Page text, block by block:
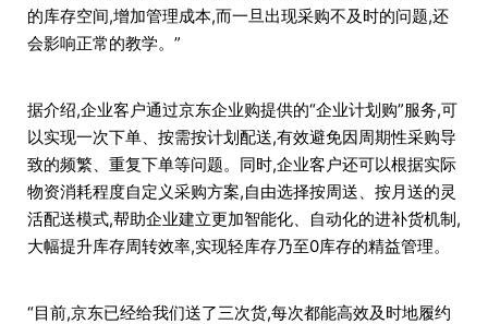
的库存空间,增加管理成本,而一旦出现采购不及时的问题,还
会影响正常的教学。”
据介绍,企业客户通过京东企业购提供的“企业计划购”服务,可
以实现一次下单、按需按计划配送,有效避免因周期性采购导
致的频繁、重复下单等问题。同时,企业客户还可以根据实际
物资消耗程度自定义采购方案,自由选择按周送、按月送的灵
活配送模式,帮助企业建立更加智能化、自动化的进补货机制,
大幅提升库存周转效率,实现轻库存乃至0库存的精益管理。
“目前,京东已经给我们送了三次货,每次都能高效及时地履约